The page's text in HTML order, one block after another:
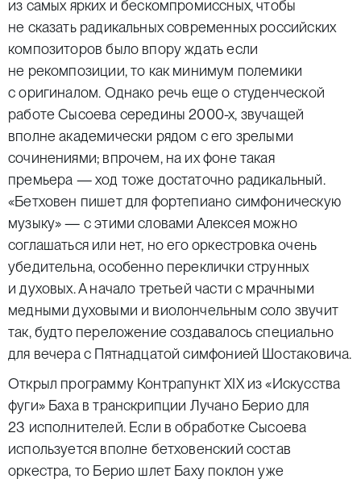
из самых ярких и бескомпромиссных, чтобы
не сказать радикальных современных российских
композиторов было впору ждать если
не рекомпозиции, то как минимум полемики
с оригиналом. Однако речь еще о студенческой
работе Сысоева середины 2000-х, звучащей
вполне академически рядом с его зрелыми
сочинениями; впрочем, на их фоне такая
премьера — ход тоже достаточно радикальный.
«Бетховен пишет для фортепиано симфоническую
музыку» — с этими словами Алексея можно
соглашаться или нет, но его оркестровка очень
убедительна, особенно переклички струнных
и духовых. А начало третьей части с мрачными
медными духовыми и виолончельным соло звучит
так, будто переложение создавалось специально
для вечера с Пятнадцатой симфонией Шостаковича.
Открыл программу Контрапункт XIX из «Искусства
фуги» Баха в транскрипции Лучано Берио для
23 исполнителей. Если в обработке Сысоева
используется вполне бетховенский состав
оркестра, то Берио шлет Баху поклон уже